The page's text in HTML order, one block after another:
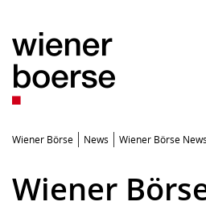
Wiener Börse News Wiener Börse News
Wiener